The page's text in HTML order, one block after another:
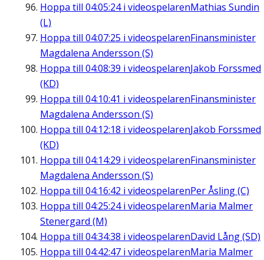
Hoppa till 04:05:24i videospelarenMathias Sundin
(L)
Hoppa till 04:07:25 i videospelarenFinansminister
Magdalena Andersson (S)
Hoppa till 04:08:39 i videospelarenJakob Forssmed
(KD)
Hoppa till 04:10:41 i videospelarenFinansminister
Magdalena Andersson (S)
Hoppa till 04:12:18 i videospelarenJakob Forssmed
(KD)
Hoppa till 04:14:29 i videospelarenFinansminister
Magdalena Andersson (S)
Hoppa till 04:16:42 i videospelarenPer Åsling (C)
Hoppa till 04:25:24i videospelarenMaria Malmer
Stenergard (M)
Hoppa till 04:34:38 i videospelarenDavid Lång (SD)
Hoppa till 04:42:47 i videospelarenMaria Malmer